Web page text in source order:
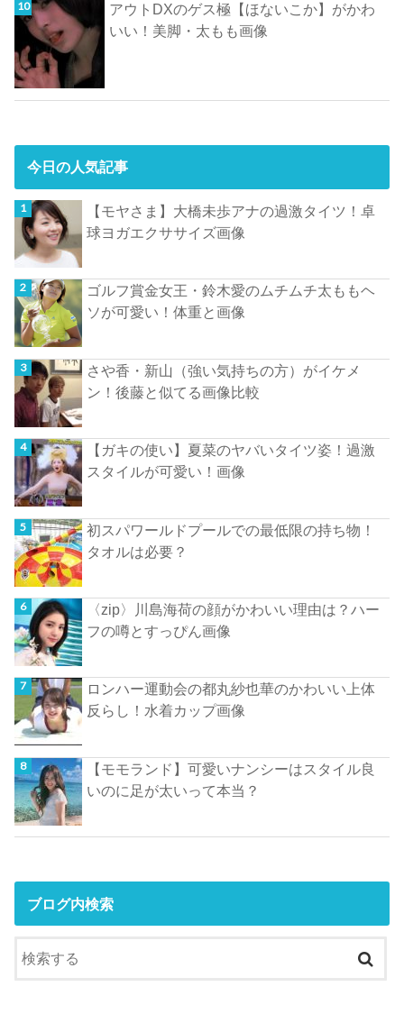
アウトDXのゲス極【ほないこか】がかわ
いい！美脚・太もも画像
今日の人気記事
【モヤさま】大橋未歩アナの過激タイツ！卓
球ヨガエクササイズ画像
ゴルフ賞金女王・鈴木愛のムチムチ太ももヘ
ソが可愛い！体重と画像
さや香・新山（強い気持ちの方）がイケメ
ン！後藤と似てる画像比較
【ガキの使い】夏菜のヤバいタイツ姿！過激
スタイルが可愛い！画像
初スパワールドプールでの最低限の持ち物！
タオルは必要？
〈zip〉川島海荷の顔がかわいい理由は？ハー
フの噂とすっぴん画像
ロンハー運動会の都丸紗也華のかわいい上体
反らし！水着カップ画像
【モモランド】可愛いナンシーはスタイル良
いのに足が太いって本当？
ブログ内検索